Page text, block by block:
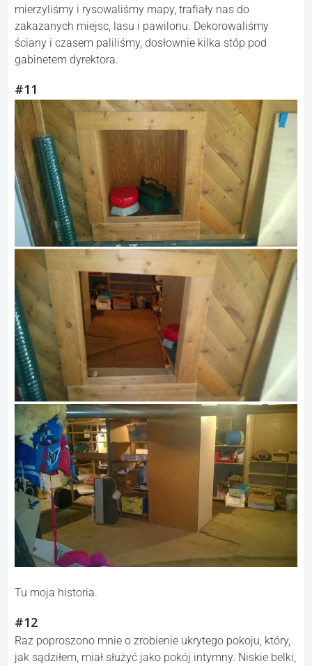
mierzyliśmy i rysowaliśmy mapy, trafiały nas do
zakazanych miejsc, lasu i pawilonu. Dekorowaliśmy
ściany i czasem paliliśmy, dosłownie kilka stóp pod
gabinetem dyrektora.
#11
Tu moja historia.
#12
Raz poproszono mnie o zrobienie ukrytego pokoju, który,
jak sądziłem, miał służyć jako pokój intymny. Niskie belki,